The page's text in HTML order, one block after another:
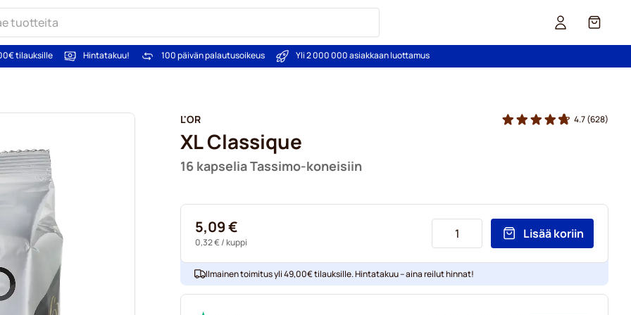
Kori
tilauksille Hintatakuu! 100 päivän palautusoikeus Yli 2 000 000 asiakkaan luottamus
L'OR
XL Classique
16 kapselia Tassimo-koneisiin
4.7(628)
5,09 €
0,32 €/ kuppi
Lisää koriin
Ilmainen toimitus yli 49,00€ tilauksille. Hintatakuu – aina reilut hinnat!